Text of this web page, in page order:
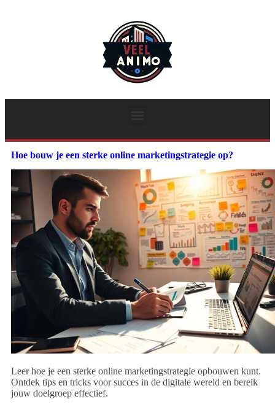
Hoe bouw je een sterke online marketingstrategie op?
Leer hoe je een sterke online marketingstrategie opbouwen kunt.
Ontdek tips en tricks voor succes in de digitale wereld en bereik
jouw doelgroep effectief.